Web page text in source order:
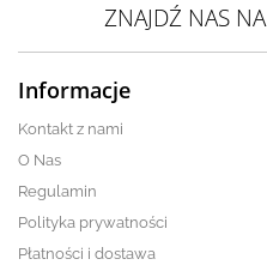
ZNAJDŹ NAS NA
Informacje
Kontakt z nami
O Nas
Regulamin
Polityka prywatności
Płatności i dostawa